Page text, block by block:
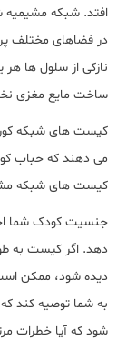
افتد. شبکه
در فضاهای مختلف
نازکی از سلول ها
ساخت مایع مغزی
کیست های شبکه
می دهند که حباب
کیست های شبکه
جنسیت کودک شما
دهد. اگر کیست به
دیده شود، ممکن
به شما توصیه کند
شود که آیا خطرات